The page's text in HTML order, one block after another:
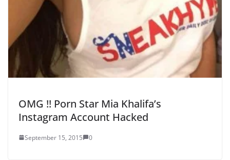
OMG !! Porn Star Mia Khalifa’s
Instagram Account Hacked
September 15, 2015 0